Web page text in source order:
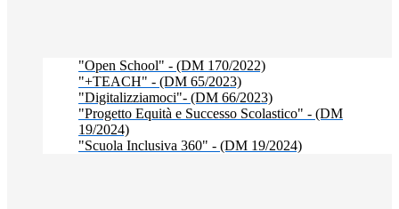
"Open School" - (DM 170/2022)
"+TEACH" - (DM 65/2023)
"Digitalizziamoci"- (DM 66/2023)
"Progetto Equità e Successo Scolastico" - (DM
19/2024)
"Scuola Inclusiva 360" - (DM 19/2024)